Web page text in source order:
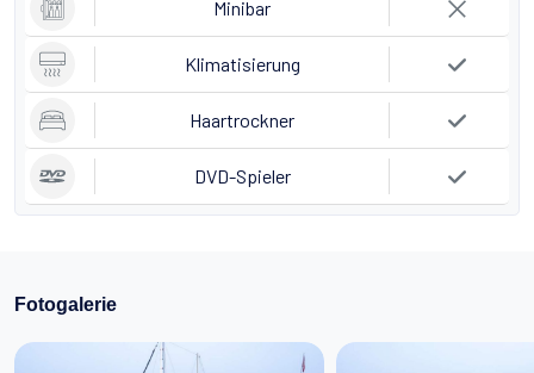
Minibar
Klimatisierung
Haartrockner
DVD-Spieler
Fotogalerie